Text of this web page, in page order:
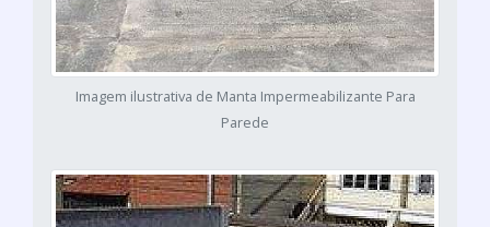
Imagem ilustrativa de Manta Impermeabilizante Para
Parede